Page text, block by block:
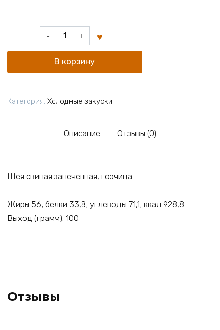
Количество
товара
В корзину
Категория: Холодные закуски
Описание Отзывы (0)
Шея свиная запеченная, горчица
Жиры 56; белки 33,8; углеводы 71,1; ккал 928,8
Выход (грамм): 100
Отзывы